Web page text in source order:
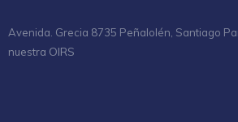
Avenida. Grecia 8735 Peñalolén, Santiago
nuestra OIRS